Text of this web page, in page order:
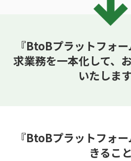
『BtoBプラットフォ
求業務を一本化して、
いたしま
『BtoBプラットフォ
きること